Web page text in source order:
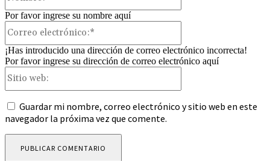
Por favor ingrese su nombre aquí
¡Has introducido una dirección de correo electrónico incorrecta!
Por favor ingrese su dirección de correo electrónico aquí
Guardar mi nombre, correo electrónico y sitio web en este
navegador la próxima vez que comente.